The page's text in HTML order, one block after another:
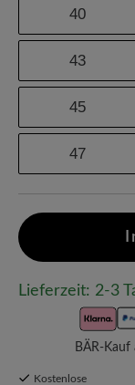
40
43
45
47
Lieferzeit: 2-3
BÄR-Kauf
Kostenlose